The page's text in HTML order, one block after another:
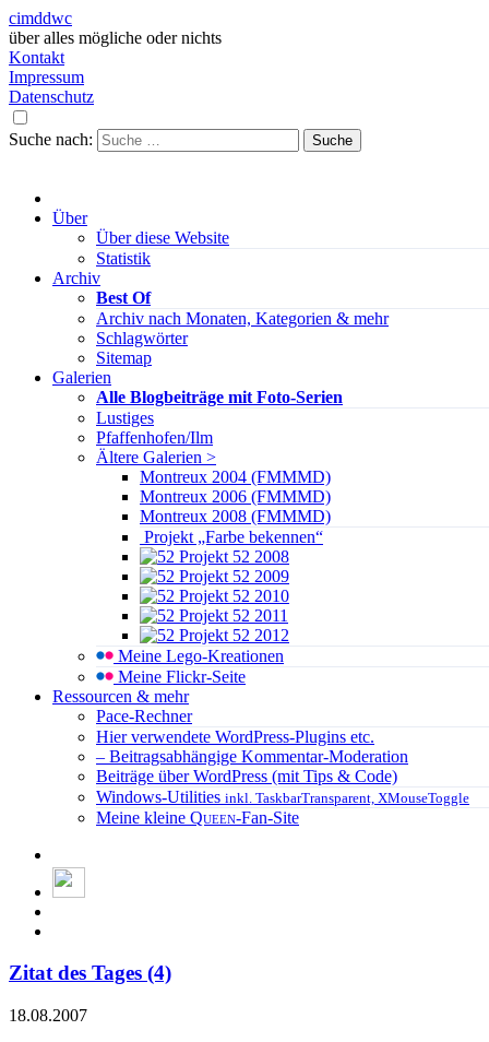
cimddwc
über alles mögliche oder nichts
Kontakt
Impressum
Datenschutz
Suche nach:
Über
Über diese Website
Statistik
Archiv
Best Of
Archiv nach Monaten, Kategorien & mehr
Schlagwörter
Sitemap
Galerien
Alle Blogbeiträge mit Foto-Serien
Lustiges
Pfaffenhofen/Ilm
Ältere Galerien >
Montreux 2004 (FMMMD)
Montreux 2006 (FMMMD)
Montreux 2008 (FMMMD)
Projekt „Farbe bekennen“
Projekt 52 2008
Projekt 52 2009
Projekt 52 2010
Projekt 52 2011
Projekt 52 2012
Meine Lego-Kreationen
Meine Flickr-Seite
Ressourcen & mehr
Pace-Rechner
Hier verwendete WordPress-Plugins etc.
– Beitragsabhängige Kommentar-Moderation
Beiträge über WordPress (mit Tips & Code)
Windows-Utilities inkl. TaskbarTransparent, XMouseToggle
Meine kleine Queen-Fan-Site
Zitat des Tages (4)
18.08.2007